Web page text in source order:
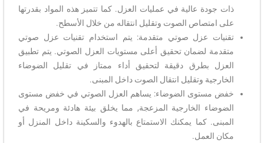
ذات جودة عالية في عمليات العزل. كما تتميز هذه المواد بقدرتها
على امتصاص الصوت وتقليل انتقاله من خلال الأسطح.
تقنيات عزل صوتي متقدمة: يتم استخدام تقنيات عزل صوتي
متقدمة لضمان تحقيق أعلى مستويات العزل الصوتي. يتم تطبيق
العزل بطرق دقيقة لتحقيق أداء ممتاز في تقليل الضوضاء
الخارجية وتقليل انتقال الصوت داخل المبنى.
خفض مستوى الضوضاء: يساهم العزل الصوتي في خفض مستوى
الضوضاء الخارجية المزعجة, مما يخلق بيئة هادئة ومريحة في
المبنى. كما يمكنك الاستمتاع بالهدوء والسكينة داخل المنزل أو
مكان العمل.